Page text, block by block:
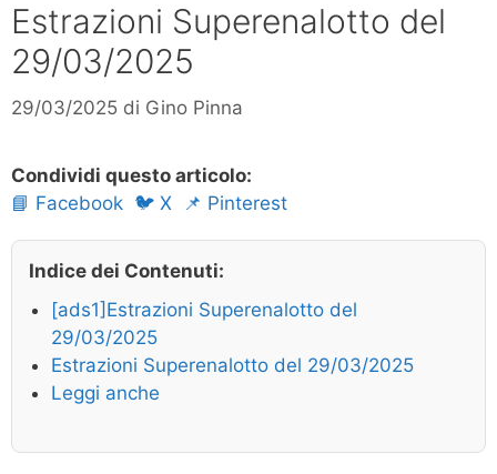
Estrazioni Superenalotto del
29/03/2025
29/03/2025 di Gino Pinna
Condividi questo articolo:
📘 Facebook 🐦 X 📌 Pinterest
Indice dei Contenuti:
[ads1]Estrazioni Superenalotto del
29/03/2025
Estrazioni Superenalotto del 29/03/2025
Leggi anche